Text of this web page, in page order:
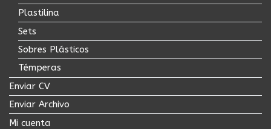
Plastilina
Sets
Sobres Plásticos
Témperas
Enviar CV
Enviar Archivo
Mi cuenta